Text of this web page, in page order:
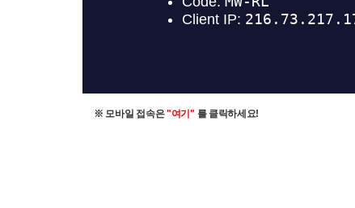
※ 모바일 접속은"여기" 를 클릭하세요!